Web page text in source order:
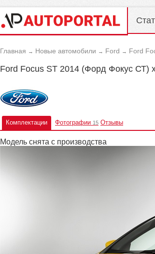
Главная → Новые автомобили → Ford → Ford
Ford Focus ST 2014 (Форд Фокус СТ)
Комплектации Фотографии 15 Отзывы
Модель снята с производства